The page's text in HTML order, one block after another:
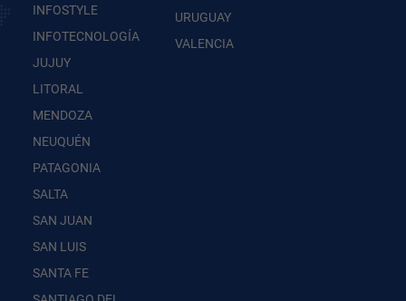
INFOSTYLE
INFOTECNOLOGÍA
JUJUY
LITORAL
MENDOZA
NEUQUÉN
PATAGONIA
SALTA
SAN JUAN
SAN LUIS
SANTA FE
URUGUAY
VALENCIA